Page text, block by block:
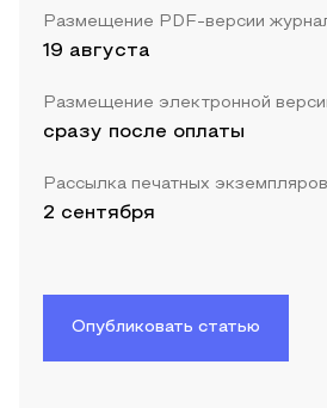
Размещение PDF-версии
19 августа
Размещение электронной
сразу после оплаты
Рассылка печатных экземпляров
2 сентября
Опубликовать статью